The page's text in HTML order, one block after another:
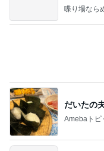
喋り場なら
だいたの
Amebaトピ